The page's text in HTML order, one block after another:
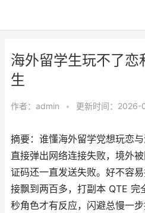
海外留学生玩不了恋
生
作者： admin • 更新时间：2026-
摘要：谁懂海外留学党想玩恋
直接弹出网络连接失败，境外
证码还一直发送失败。好不容
接飘到两百多，打副本 QTE 完
秒角色才有反应，闪避总慢一